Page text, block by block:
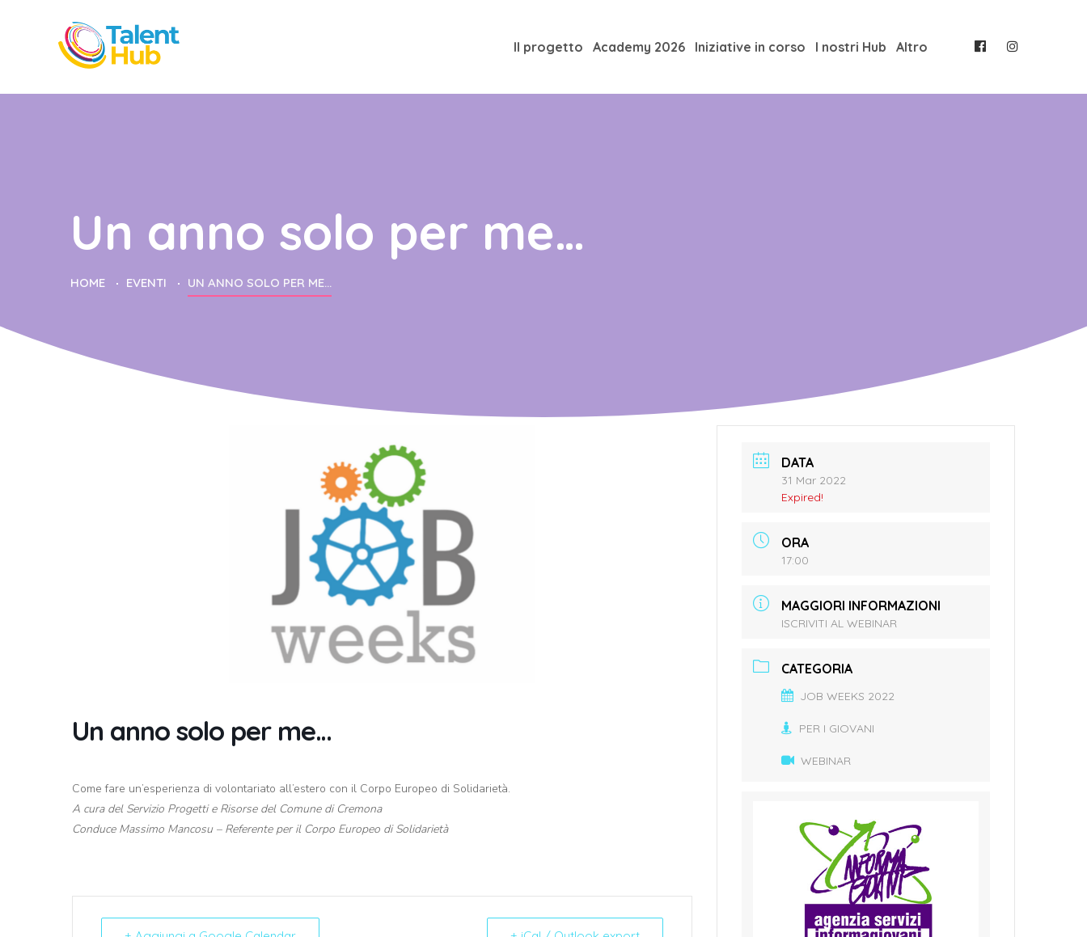
Il progetto Academy 2026 Iniziative in corso I nostri Hub Altro
Un anno solo per me…
HOME EVENTI UN ANNO SOLO PER ME…
Un anno solo per me…
Come fare un’esperienza di volontariato all’estero con il Corpo Europeo di Solidarietà.
A cura del Servizio Progetti e Risorse del Comune di Cremona
Conduce Massimo Mancosu – Referente per il Corpo Europeo di Solidarietà
DATA
31 Mar 2022
Expired!
ORA
17:00
MAGGIORI INFORMAZIONI
ISCRIVITI AL WEBINAR
CATEGORIA
JOB WEEKS 2022
PER I GIOVANI
WEBINAR